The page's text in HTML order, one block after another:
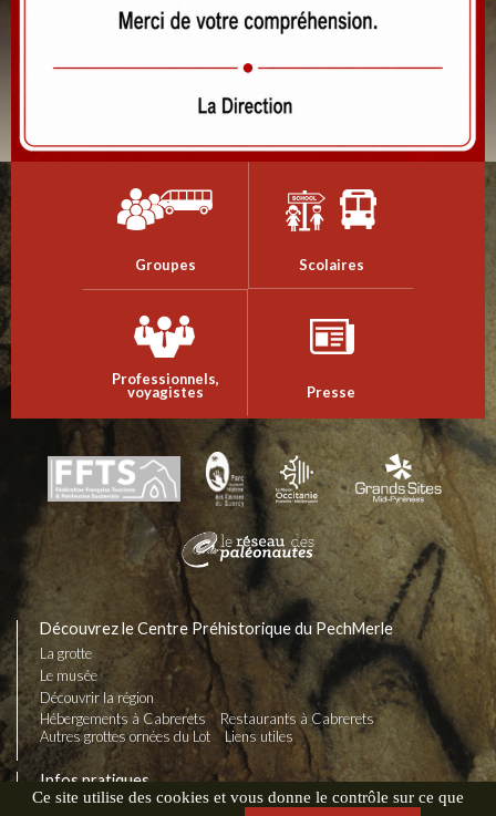
Groupes Scolaires
Professionnels,
voyagistes Presse
Découvrez le Centre Préhistorique du PechMerle
La grotte
Le musée
Découvrir la région
Hébergements à Cabrerets
Restaurants à Cabrerets
Autres grottes ornées du Lot
Liens utiles
Infos pratiques
Horaires & tarifs
Ce site utilise des cookies et vous donne le contrôle sur ce que